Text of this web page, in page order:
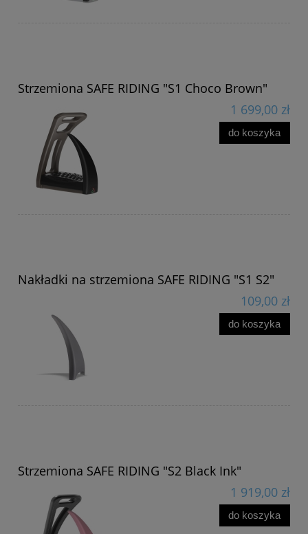
Strzemiona SAFE RIDING "S1 Choco Brown"
1 699,00 zł
do koszyka
Nakładki na strzemiona SAFE RIDING "S1 S2"
109,00 zł
do koszyka
Strzemiona SAFE RIDING "S2 Black Ink"
1 919,00 zł
do koszyka